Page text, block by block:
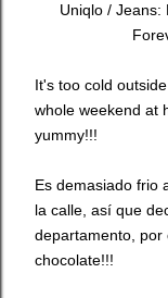
Uniqlo / Jeans:
It's too cold
whole weekend at
yummy!!!
Es demasiado frio
la calle, así que
departamento, por
chocolate!!!